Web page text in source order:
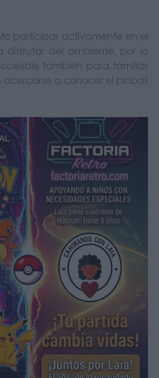
participar activamente en el
disfrutar del ambiente, por lo
también para familias
acercarse a conocer el pinball